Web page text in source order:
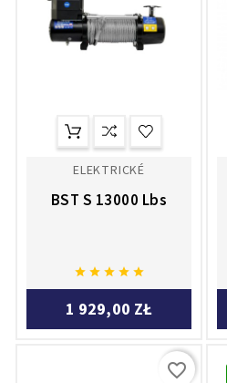
ELEKTRICKÉ
BST S 13000 Lbs
    
1 929,00 ZŁ
favorite_border